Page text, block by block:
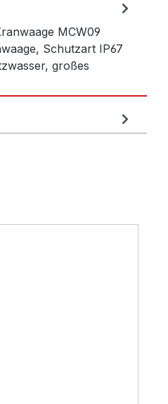
MCW09
Schutzart IP67
großes